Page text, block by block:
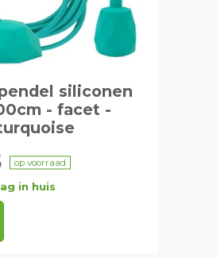
siliconen
- facet -
op voorraad
in huis